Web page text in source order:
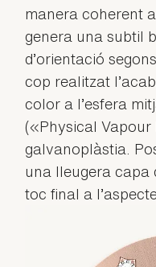
manera coherent
genera una subtil
d’orientació
cop realitzat
color a l’esfera
(«Physical
galvanoplàstia.
una lleugera capa
toc final a l’aspecte